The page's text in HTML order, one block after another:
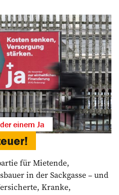
einem Ja
für Mietende,
in der Sackgasse – und
Kranke,